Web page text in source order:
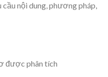
cầu nội dung, phương pháp,
được phân tích